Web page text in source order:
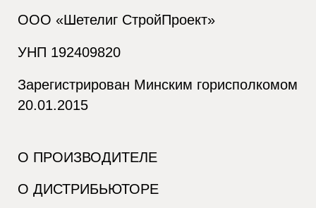
ООО «Шетелиг СтройПроект»
УНП 192409820
Зарегистрирован Минским горисполкомом
20.01.2015
О ПРОИЗВОДИТЕЛЕ
О ДИСТРИБЬЮТОРЕ